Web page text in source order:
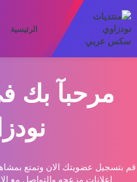
الرئيسية
مرحبآ بك
قم بتسجيل عضويتك الان وتمتع
اعلانات مزعجه والتواصل مع